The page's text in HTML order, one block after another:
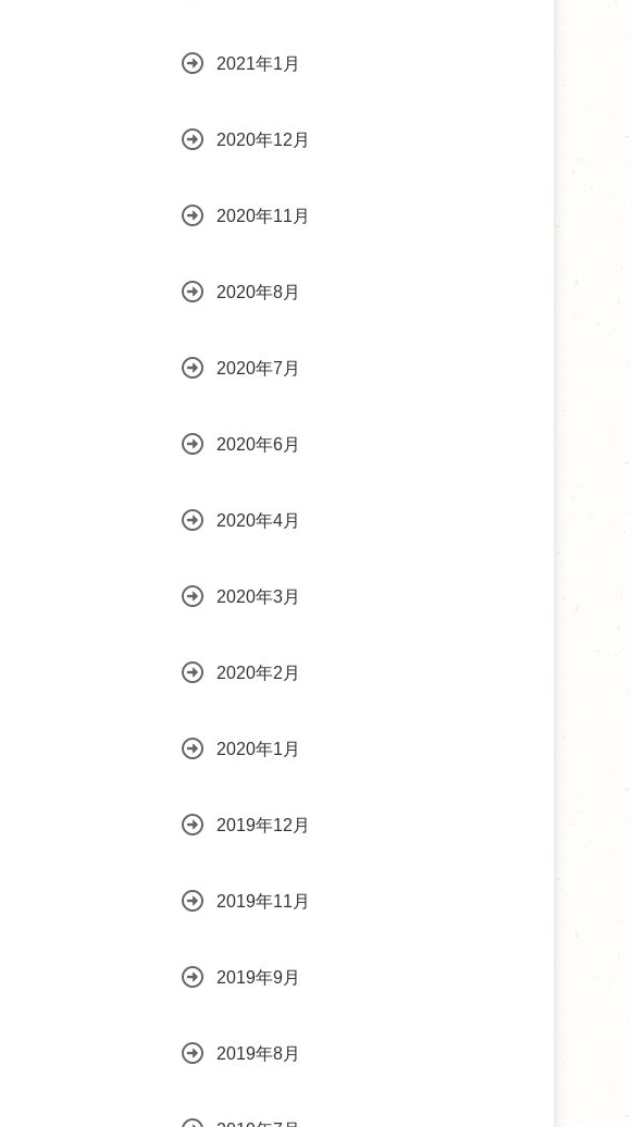
2021年1月
2020年12月
2020年11月
2020年8月
2020年7月
2020年6月
2020年4月
2020年3月
2020年2月
2020年1月
2019年12月
2019年11月
2019年9月
2019年8月